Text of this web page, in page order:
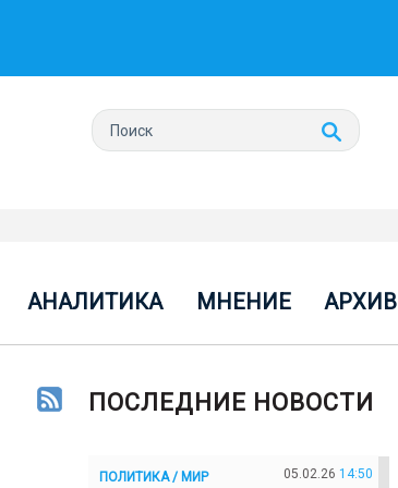
АНАЛИТИКА МНЕНИЕ АРХИВ
ПОСЛЕДНИЕ НОВОСТИ
ПОЛИТИКА / МИР 05.02.26 14:50